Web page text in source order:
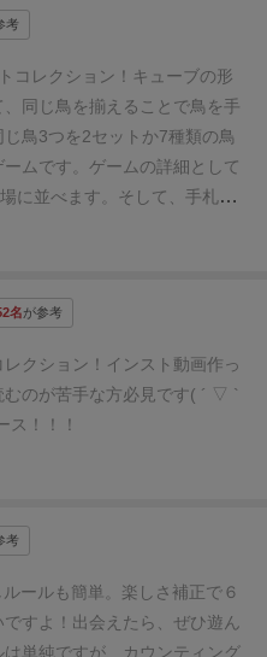
る
上の枚数の該当鳥カードがあ
それを全て公開してコレクシ
きる 小さい数字の場合は1
2枚をコレクションに加えて
ンドの終了手札がなくなっ
になる全プレイヤーの手札を
手札を8枚ずつ配る
スタートプレイヤーになる
ードを3枚ずつコレクション
最後のほうの展開がつまらく
度（Recommended）
度（With kids）
ゲームの流れとルール解説はこ
考
コレクション！ キューブの形
同じ鳥を揃えることで鳥を手
鳥3つを2セットか7種類の鳥
ムです。 ゲームの詳細として
に並べます。そして、手札は8
に鳥を1枚獲得してます。
です。3×4のカードの場の横端
す。そうして、ある種類と手
あるカードを受け取ります。
すが簡単な動きです。
ードが規定枚数以上になるこ
によって揃える枚数が違いま
きます。
山札から2枚引く
・手札を無
は手札を全て捨てて8枚引く
でみた感想としては、この動き
名が参考
クション！ インスト動画作っ
のが苦手な方必見です( ´ ▽ `
ス！！！
考
ルールも簡単。楽しさ補正で６
すよ！ 出会えたら、ぜひ遊ん
は単純ですが、カウンティング